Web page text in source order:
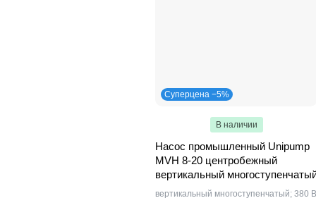
Суперцена −5%
В наличии
Насос промышленный Unipump
MVH 8-20 центробежный
вертикальный
вертикальный многоступенчатый; 380 В